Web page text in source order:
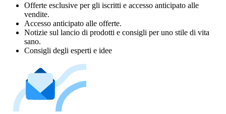
Offerte esclusive per gli iscritti e accesso anticipato alle
vendite.
Accesso anticipato alle offerte.
Notizie sul lancio di prodotti e consigli per uno stile di vita
sano.
Consigli degli esperti e idee